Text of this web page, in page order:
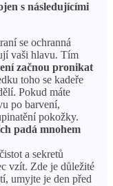
s následujícími
se ochranná
vaši hlavu. Tím
začnou pronikat
toho se kadeře
Pokud máte
po barvení,
pokožky.
padá mnohem
a sekretů
vzít. Zde je důležité
umyjte je den před